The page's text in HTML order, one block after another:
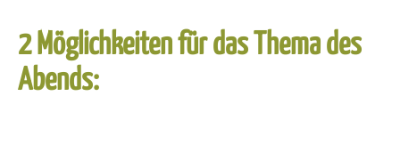
2 Möglichkeiten für das Thema des
Abends: